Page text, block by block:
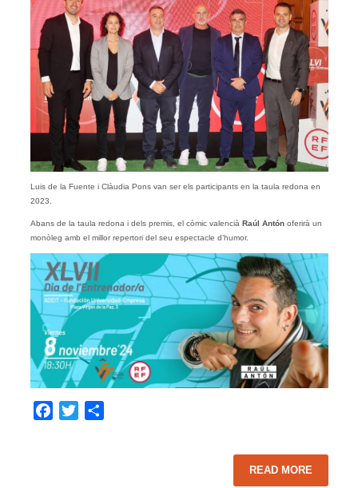
Luis de la Fuente i Clàudia Pons van ser els participants en la taula redona en
2023.
Abans de la taula redona i dels premis, el còmic valencià Raúl Antónoferirà un
monòleg amb el millor repertori del seu espectacle d’humor.
Facebook
Twitter
READ MORE